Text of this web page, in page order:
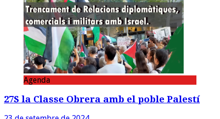
Agenda
27S la Classe Obrera amb el poble Palestí